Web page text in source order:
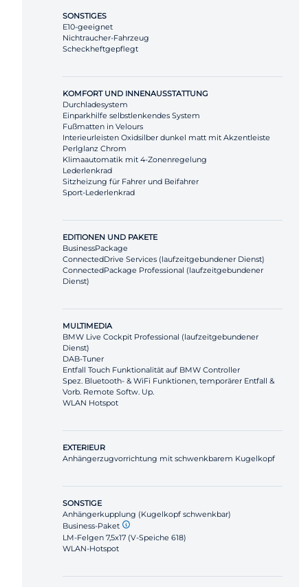
SONSTIGES
E10-geeignet
Nichtraucher-Fahrzeug
Scheckheftgepflegt
KOMFORT UND INNENAUSSTATTUNG
Durchladesystem
Einparkhilfe selbstlenkendes System
Fußmatten in Velours
Interieurleisten Oxidsilber dunkel matt mit Akzentleiste
Perlglanz Chrom
Klimaautomatik mit 4-Zonenregelung
Lederlenkrad
Sitzheizung für Fahrer und Beifahrer
Sport-Lederlenkrad
EDITIONEN UND PAKETE
BusinessPackage
ConnectedDrive Services (laufzeitgebundener Dienst)
ConnectedPackage Professional (laufzeitgebundener
Dienst)
MULTIMEDIA
BMW Live Cockpit Professional (laufzeitgebundener
Dienst)
DAB-Tuner
Entfall Touch Funktionalität auf BMW Controller
Spez. Bluetooth- & WiFi Funktionen, temporärer Entfall &
Vorb. Remote Softw. Up.
WLAN Hotspot
EXTERIEUR
Anhängerzugvorrichtung mit schwenkbarem Kugelkopf
SONSTIGE
Anhängerkupplung (Kugelkopf schwenkbar)
Business-Paket
LM-Felgen 7,5x17 (V-Speiche 618)
WLAN-Hotspot